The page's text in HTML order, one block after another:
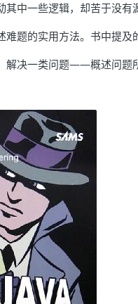
其中一些逻辑，却苦于没有
题的实用方法。书中提及
解决一类问题——概述问题